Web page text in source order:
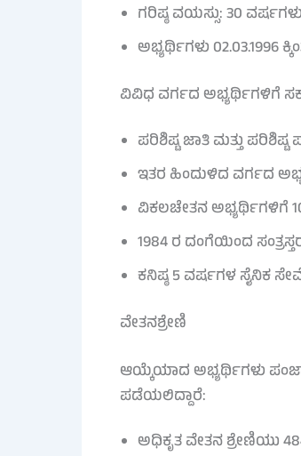
ಗರಿಷ್ಠ ವಯಸ್ಸು: 30 ವರ್ಷಗಳು
ಅಭ್ಯರ್ಥಿಗಳು 02.03.1996
ವಿವಿಧ ವರ್ಗದ ಅಭ್ಯರ್ಥಿಗಳಿಗೆ
ಪರಿಶಿಷ್ಟ ಜಾತಿ ಮತ್ತು
ಇತರ ಹಿಂದುಳಿದ ವರ್ಗದ
ವಿಕಲಚೇತನ
1984 ರ ದಂಗೆಯಿಂದ
ಕನಿಷ್ಠ 5 ವರ್ಷಗಳ ಸೈನಿಕ
ವೇತನಶ್ರೇಣಿ
ಆಯ್ಕೆಯಾದ ಅಭ್ಯರ್ಥಿಗಳು
ಪಡೆಯಲಿದ್ದಾರೆ:
ಅಧಿಕೃತ ವೇತನ ಶ್ರೇಣಿಯು